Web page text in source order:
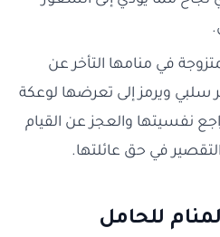
في منامها التأخر عن
ويرمز إلى تعرضها لوعكة
نفسيتها والعجز عن القيام
في حق عائلتها.
للحامل